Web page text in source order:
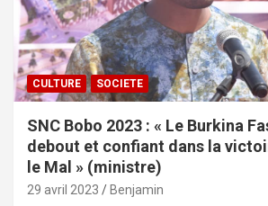
CULTURE SOCIETE
SNC Bobo 2023 : « Le Burkina
debout et confiant dans la
le Mal » (ministre)
29 avril 2023 Benjamin